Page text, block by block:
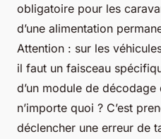
obligatoire pour les
d’une alimentation
Attention : sur les
il faut un faisceau
d’un module de
n’importe quoi ? C’est
déclencher une erreur de